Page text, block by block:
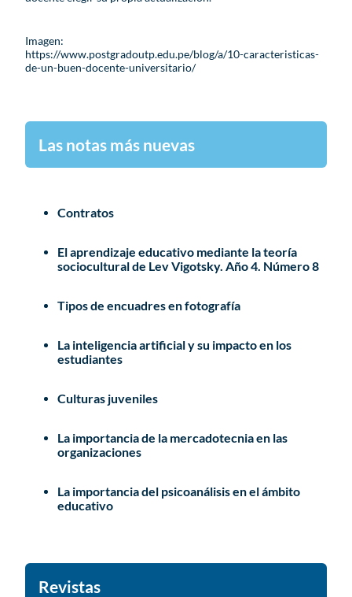
Imagen:
https://www.postgradoutp.edu.pe/blog/a/10-caracteristicas-
de-un-buen-docente-universitario/
Las notas más nuevas
Contratos
El aprendizaje educativo mediante la teoría
sociocultural de Lev Vigotsky. Año 4. Número 8
Tipos de encuadres en fotografía
La inteligencia artificial y su impacto en los
estudiantes
Culturas juveniles
La importancia de la mercadotecnia en las
organizaciones
La importancia del psicoanálisis en el ámbito
educativo
Revistas